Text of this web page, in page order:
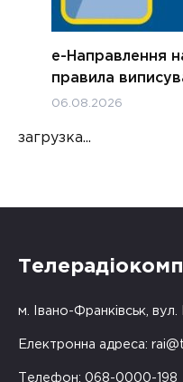
е-Направлення
правила
06.08.2026
загрузка...
м. Івано-Франківськ, вул.
Електронна адреса:
Телефон: 068-0000-198